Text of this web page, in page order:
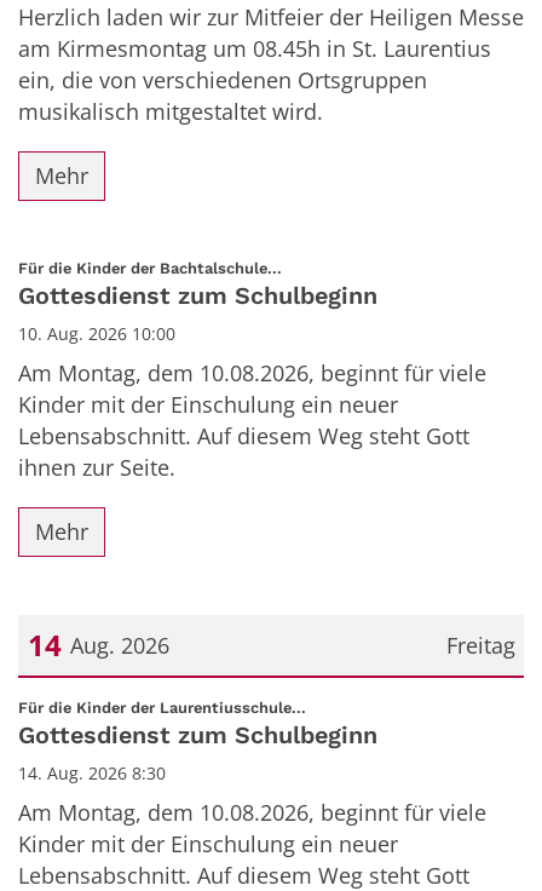
Herzlich laden wir zur Mitfeier der Heiligen Messe
am Kirmesmontag um 08.45h in St. Laurentius
ein, die von verschiedenen Ortsgruppen
musikalisch mitgestaltet wird.
Mehr
Für die Kinder der Bachtalschule...
Gottesdienst zum Schulbeginn
10. Aug. 2026 10:00
Am Montag, dem 10.08.2026, beginnt für viele
Kinder mit der Einschulung ein neuer
Lebensabschnitt. Auf diesem Weg steht Gott
ihnen zur Seite.
Mehr
Freitag
14 Aug. 2026
Datum: 14. August 2026
Für die Kinder der Laurentiusschule...
Gottesdienst zum Schulbeginn
14. Aug. 2026 8:30
Am Montag, dem 10.08.2026, beginnt für viele
Kinder mit der Einschulung ein neuer
Lebensabschnitt. Auf diesem Weg steht Gott